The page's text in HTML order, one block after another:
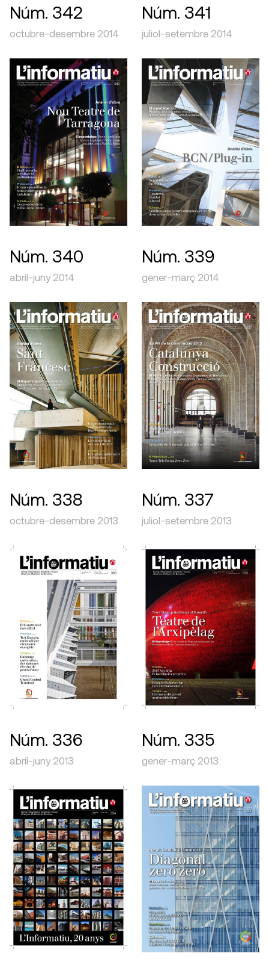
Núm. 342
octubre-desembre 2014
Núm. 341
juliol-setembre 2014
Núm. 340
abril-juny 2014
Núm. 339
gener-març 2014
Núm. 338
octubre-desembre 2013
Núm. 337
juliol-setembre 2013
Núm. 336
abril-juny 2013
Núm. 335
gener-març 2013